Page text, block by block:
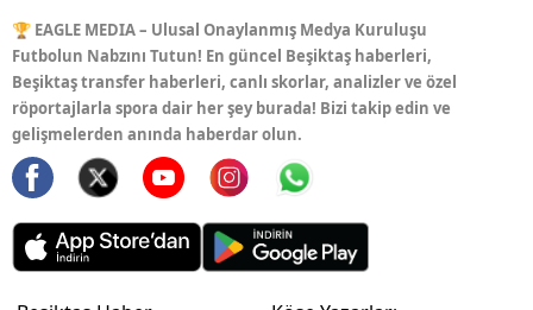
🏆 EAGLE MEDIA – Ulusal Onaylanmış Medya Kuruluşu
Futbolun Nabzını Tutun! En güncel Beşiktaş haberleri,
Beşiktaş transfer haberleri, canlı skorlar, analizler ve özel
röportajlarla spora dair her şey burada! Bizi takip edin ve
gelişmelerden anında haberdar olun.